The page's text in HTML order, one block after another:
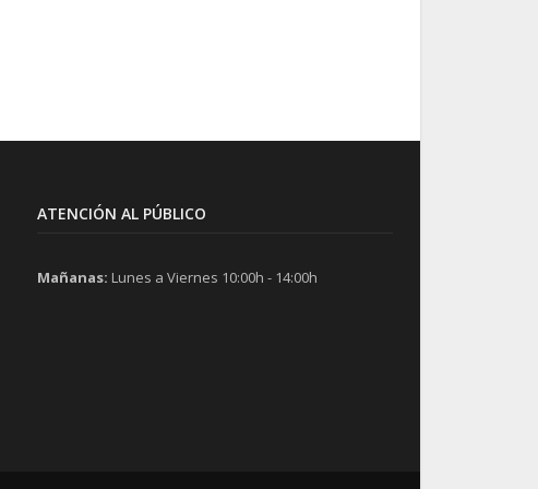
ATENCIÓN AL PÚBLICO
Mañanas: Lunes a Viernes 10:00h - 14:00h